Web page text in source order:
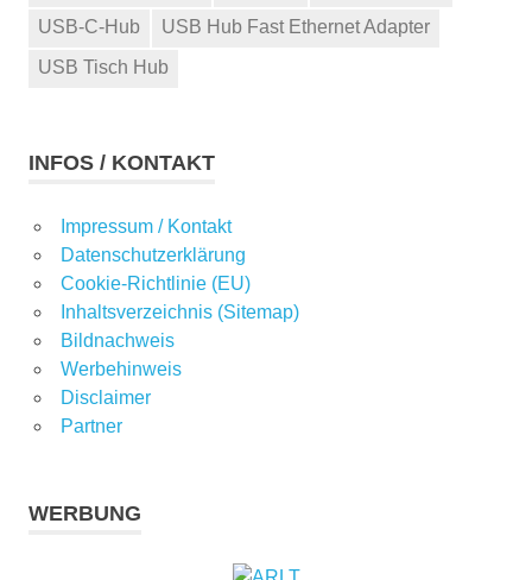
USB-C-Hub
USB Hub Fast Ethernet Adapter
USB Tisch Hub
INFOS / KONTAKT
Impressum / Kontakt
Datenschutzerklärung
Cookie-Richtlinie (EU)
Inhaltsverzeichnis (Sitemap)
Bildnachweis
Werbehinweis
Disclaimer
Partner
WERBUNG